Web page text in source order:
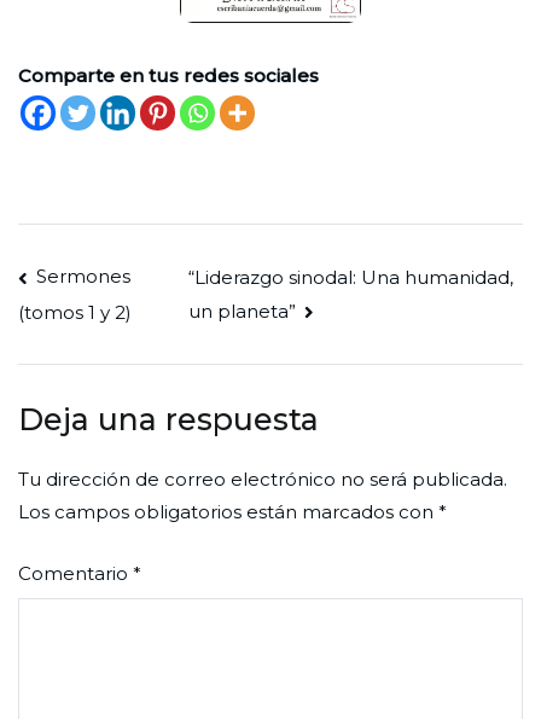
Comparte en tus redes sociales
Navegación
de
Sermones
(tomos 1 y 2)
“Liderazgo sinodal: Una humanidad,
un planeta”
Deja una respuesta
Tu dirección de correo electrónico no será publicada.
Los campos obligatorios están marcados con *
Comentario *